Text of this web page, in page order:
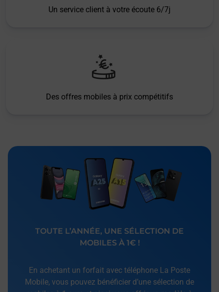
Un service client à votre écoute 6/7j
Des offres mobiles à prix compétitifs
TOUTE L’ANNÉE, UNE SÉLECTION DE
MOBILES À 1€ !
En achetant un forfait avec téléphone La Poste
Mobile, vous pouvez bénéficier d’une sélection de